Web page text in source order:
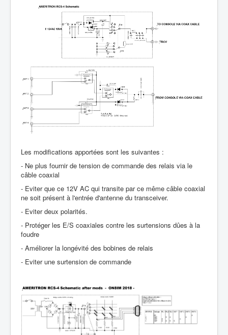
Les modifications apportées sont les suivantes :
- Ne plus fournir de tension de commande des relais via le
câble coaxial
- Eviter que ce 12V AC qui transite par ce même câble coaxial
ne soit présent à l'entrée d'antenne du transceiver.
- Eviter deux polarités.
- Protéger les E/S coaxiales contre les surtensions dûes à la
foudre
- Améliorer la longévité des bobines de relais
- Eviter une surtension de commande